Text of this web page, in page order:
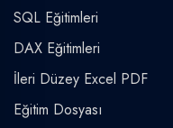
SQL Eğitimleri
DAX Eğitimleri
İleri Düzey Excel PDF
Eğitim Dosyası